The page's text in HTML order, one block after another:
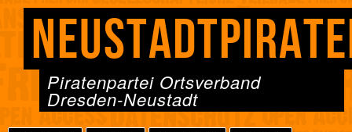
Piratenpartei Ortsverband
Dresden-Neustadt